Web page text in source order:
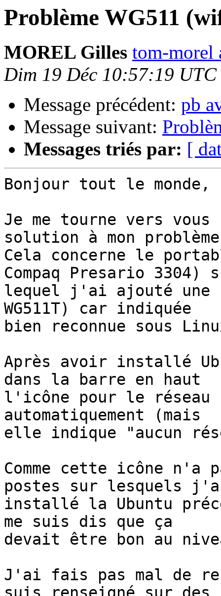
Problème WG511
MOREL Gilles tom-morel
Dim 19 Déc 10:57:19 UTC
Message précédent: pb
Message suivant:
Messages triés par: [
Bonjour tout le monde,
Je me tourne vers
solution à mon
Cela concerne le
Compaq Presario 3304)
lequel j'ai ajouté une
WG511T) car indiquée
bien reconnue sous
Après avoir installé
dans la barre en haut
l'icône pour le
automatiquement (mais
elle indique "aucun
Comme cette icône n'a
postes sur lesquels
installé la Ubuntu
me suis dis que ça
devait être bon au
J'ai fais pas mal de